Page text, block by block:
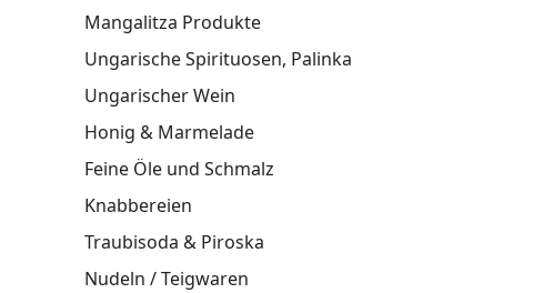
Mangalitza Produkte
Ungarische Spirituosen, Palinka
Ungarischer Wein
Honig & Marmelade
Feine Öle und Schmalz
Knabbereien
Traubisoda & Piroska
Nudeln / Teigwaren